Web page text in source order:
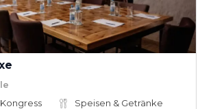
Speisen & Getränke